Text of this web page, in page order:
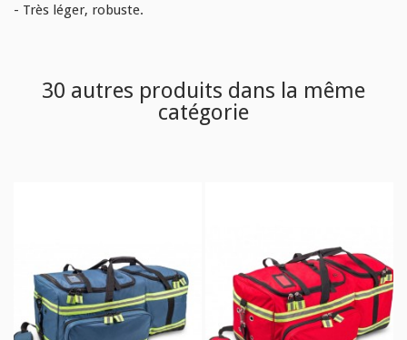
- Très léger, robuste.
30 autres produits dans la même
catégorie